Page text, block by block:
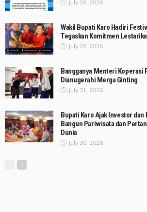
July 28, 2026
Wakil Bupati Karo Hadiri
Tegaskan Komitmen
July 26, 2026
Bangganya Menteri Koperasi
Dianugerahi Merga Ginting
July 31, 2026
Bupati Karo Ajak Investor dan
Bangun Pariwisata dan
Dunia
July 30, 2026